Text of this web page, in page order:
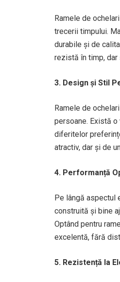
Ramele de
trecerii timpului.
durabile și de
rezistă în timp,
3. Design și Stil
Ramele de
persoane. Există
diferitelor
atractiv, dar și de
4. Performanță
Pe lângă aspectul
construită și bine
Optând pentru
excelentă, fără
5. Rezistență la